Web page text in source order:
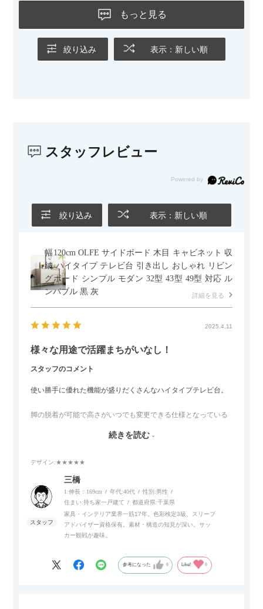
もっと見る
絞り込み 表示：新しい順
スタッフレビュー
絞り込み 表示：新しい順
幅120cm OLFE サイドボード 木目 キャビネット 収
納 ハイタイプ テレビ台 引き出し おしゃれ リビン
グボード シンプル モダン 32型 43型 49型 対応 ル
ンバブル 黒 灰
詳細を見る
2025.4.11
様々な用途で活躍まちがいなし！
スタッフのコメント
使い勝手に優れた機能が盛りだくさんなハイタイプテレビ台。
脚の脱着が可能で高さがいつでも変更できる仕様となっている
また、補助テーブルとして使用可能なスライドテーブルや収納
内部にもプリンターなどが置けるスライド棚板がついているの
でテレビ台以外にもオフィスなどでの収納家具やリビングでの
サイドボードとして多目的な用途に対応しています。
また、扉は横方向へのスライド式となっているので開閉時のス
ペースを最小限に抑えられ、省スペースでご利用いただけるの
続きを読む
デザイン:★★★★★
三橋
1:伸長：169cm 年代:40代 性別:男性
住まい:持ち家一戸建て 都道府県:千葉県
家具・インテリア業界一筋17年。色彩検定3級、スリープ
アドバイザー資格保有。素材・構造の知見が深い。サッ
カー観戦が趣味。
参考になった 0 Like! 0